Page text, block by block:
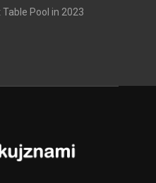
Pool in 2023